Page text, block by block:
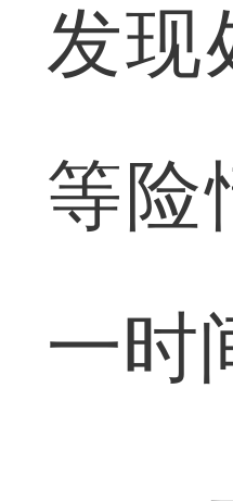
发现
等险
一时